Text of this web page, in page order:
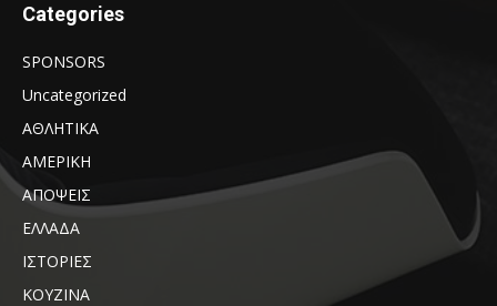
Categories
SPONSORS
Uncategorized
ΑΘΛΗΤΙΚΑ
ΑΜΕΡΙΚΗ
ΑΠΟΨΕΙΣ
ΕΛΛΑΔΑ
ΙΣΤΟΡΙΕΣ
ΚΟΥΖΙΝΑ